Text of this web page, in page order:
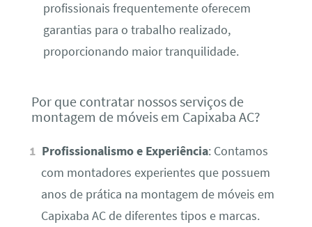
profissionais frequentemente oferecem
garantias para o trabalho realizado,
proporcionando maior tranquilidade.
Por que contratar nossos serviços de
montagem de móveis em Capixaba AC?
Profissionalismo e Experiência: Contamos
com montadores experientes que possuem
anos de prática na montagem de móveis em
Capixaba AC de diferentes tipos e marcas.